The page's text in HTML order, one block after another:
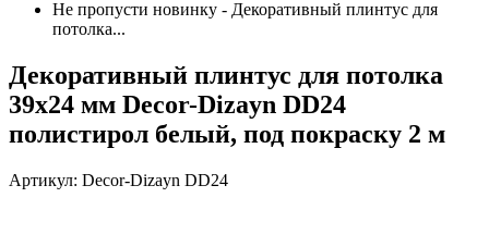
Не пропусти новинку - Декоративный плинтус для
потолка...
Декоративный плинтус для потолка
39х24 мм Decor-Dizayn DD24
полистирол белый, под покраску 2 м
Артикул: Decor-Dizayn DD24